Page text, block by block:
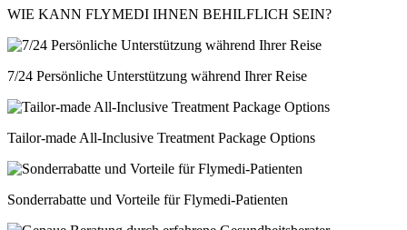
WIE KANN FLYMEDI IHNEN BEHILFLICH SEIN?
7/24 Persönliche Unterstützung während Ihrer Reise
Tailor-made All-Inclusive Treatment Package Options
Sonderrabatte und Vorteile für Flymedi-Patienten